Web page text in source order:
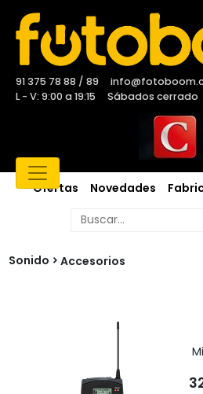
91 375 78 88 / 89
L - V: 9:00 a 19:15
Sábados cerrado
Ofertas Novedades
Sonido Accesorios